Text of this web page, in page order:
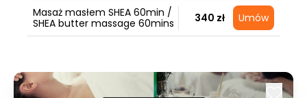
Masaż masłem SHEA 60min /
SHEA butter massage 60mins
340 zł Umów